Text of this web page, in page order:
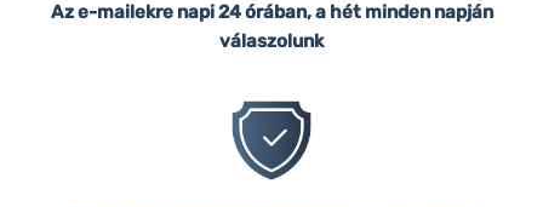
Az e-mailekre napi 24 órában, a hét minden napján
válaszolunk